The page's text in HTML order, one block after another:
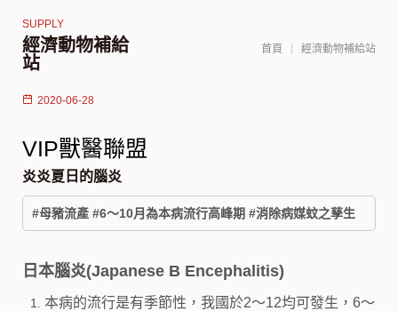
經濟動物補給
站
首頁 經濟動物補給站
2020-06-28
VIP獸醫聯盟
炎炎夏日的腦炎
#母豬流產 #6～10月為本病流行高峰期 #消除病媒蚊之孳生
日本腦炎(Japanese B Encephalitis)
本病的流行是有季節性，我國於2～12均可發生，6～